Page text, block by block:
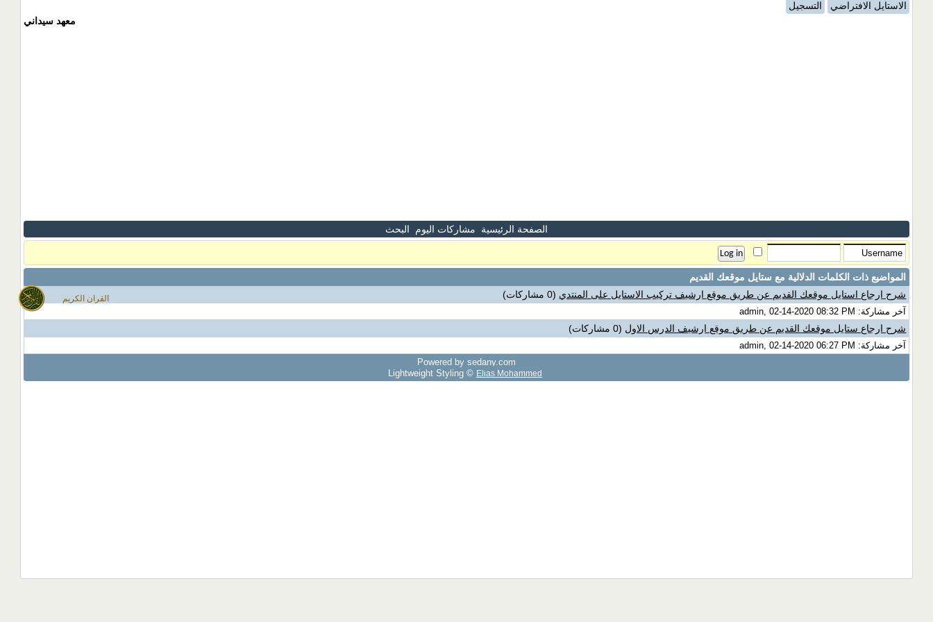
القران الكريم
الاستايل الافتراضي
التسجيل
معهد سيداني
الصفحة الرئيسية مشاركات اليوم البحث
المواضيع ذات الكلمات الدلالية مع ستايل موقعك القديم
شرح ارجاع استايل موقعك القديم عن طريق موقع ارشيف تركيب الاستايل على المنتدي (0 مشاركات)
آخر مشاركة: admin, 02-14-2020 08:32 PM
شرح ارجاع ستايل موقعك القديم عن طريق موقع ارشيف الدرس الاول (0 مشاركات)
آخر مشاركة: admin, 02-14-2020 06:27 PM
Powered by sedany.com
Lightweight Styling © Elias Mohammed